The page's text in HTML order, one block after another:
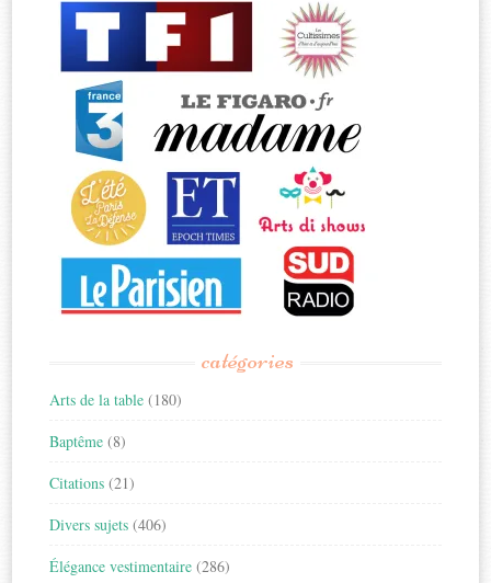
catégories
Arts de la table (180)
Baptême (8)
Citations (21)
Divers sujets (406)
Élégance vestimentaire (286)